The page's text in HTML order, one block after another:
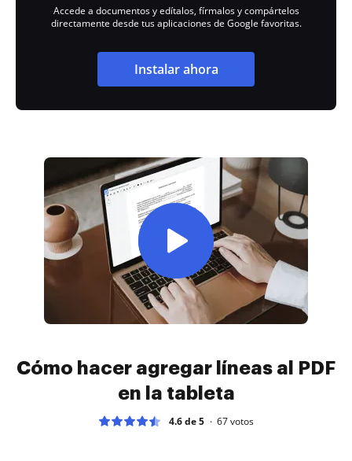
Accede a documentos y edítalos, fírmalos y compártelos
directamente desde tus aplicaciones de Google favoritas.
Instalar ahora
Cómo hacer agregar líneas al PDF
en la tableta
4.6 de 5 67votos